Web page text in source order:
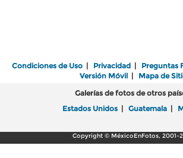
Condiciones de Uso | Privacidad | Preguntas
Versión Móvil| Mapa de
Galerías de fotos de otros
Estados Unidos | Guatemala |
Copyright © MéxicoEnFotos, 2001-